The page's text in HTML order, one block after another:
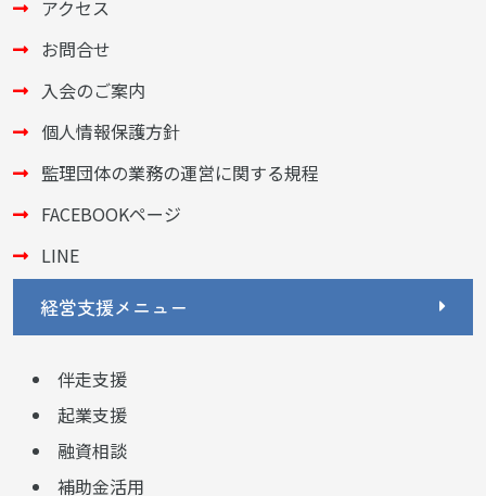
アクセス
お問合せ
入会のご案内
個人情報保護方針
監理団体の業務の運営に関する規程
FACEBOOKページ
LINE
経営支援メニュー
伴走支援
起業支援
融資相談
補助金活用